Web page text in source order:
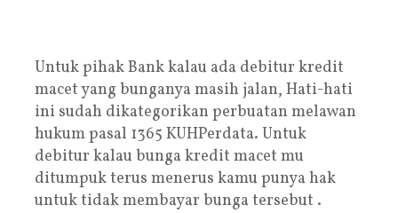
Untuk pihak Bank kalau ada debitur kredit
macet yang bunganya masih jalan, Hati-hati
ini sudah dikategorikan perbuatan melawan
hukum pasal 1365 KUHPerdata. Untuk
debitur kalau bunga kredit macet mu
ditumpuk terus menerus kamu punya hak
untuk tidak membayar bunga tersebut .